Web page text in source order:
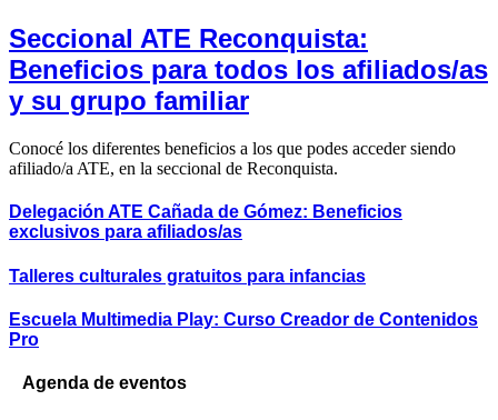
Seccional ATE Reconquista:
Beneficios para todos los afiliados/as
y su grupo familiar
Conocé los diferentes beneficios a los que podes acceder siendo
afiliado/a ATE, en la seccional de Reconquista.
Delegación ATE Cañada de Gómez: Beneficios
exclusivos para afiliados/as
Talleres culturales gratuitos para infancias
Escuela Multimedia Play: Curso Creador de Contenidos
Pro
Agenda de eventos